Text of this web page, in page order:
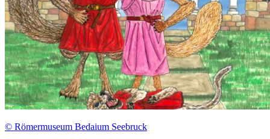
© Römermuseum Bedaium Seebruck